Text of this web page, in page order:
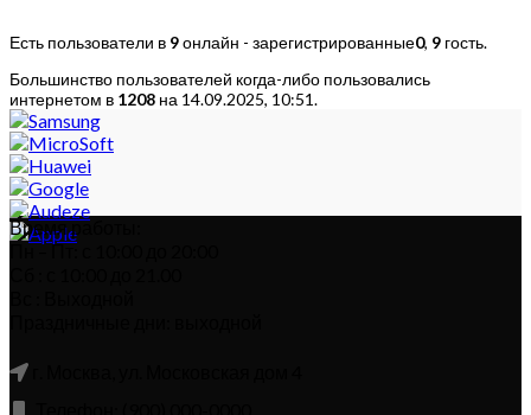
Есть пользователи в 9онлайн - зарегистрированные0, 9 гость.
Большинство пользователей когда-либо пользовались
интернетом в 1208 на 14.09.2025, 10:51.
Время работы:
Пн – Пт: с 10:00 до 20:00